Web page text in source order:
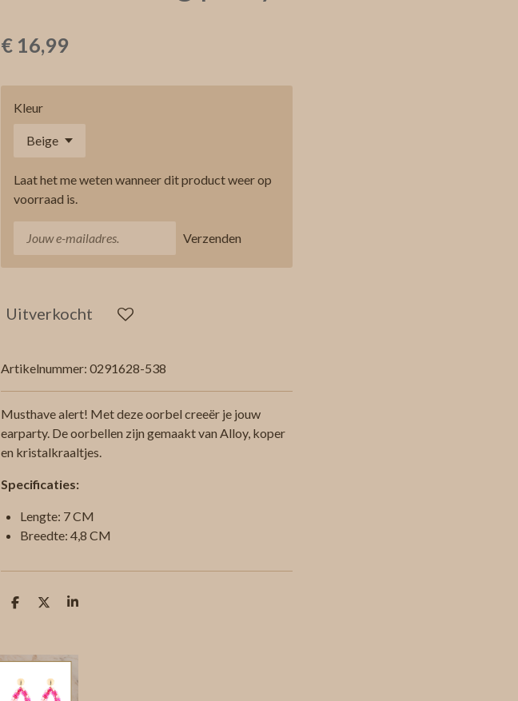
€ 16,99
Kleur
Laat het me weten wanneer dit product weer op
voorraad is.
Verzenden
Uitverkocht
Artikelnummer: 0291628-538
Musthave alert! Met deze oorbel creeër je jouw
earparty. De oorbellen zijn gemaakt van Alloy, koper
en kristalkraaltjes.
Specificaties:
Lengte: 7 CM
Breedte: 4,8 CM
D
n
D
S
e